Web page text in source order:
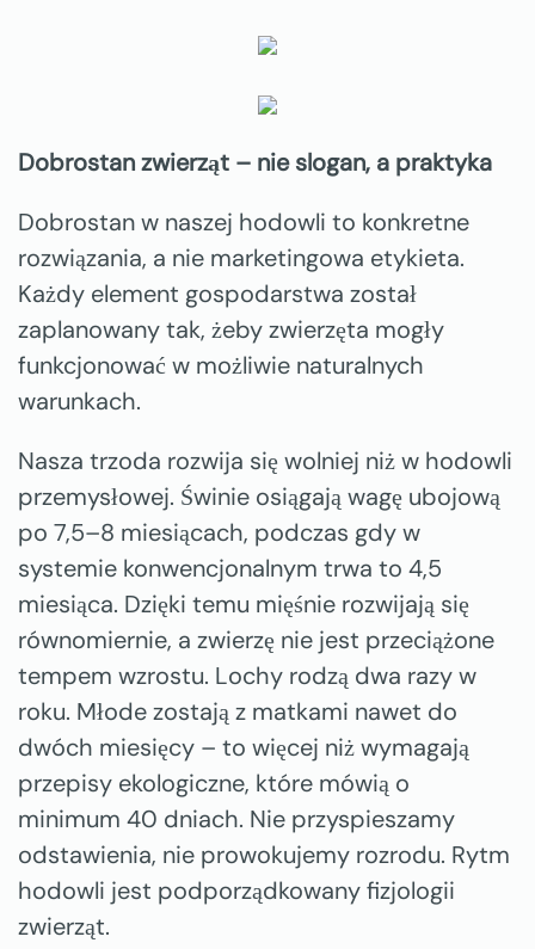
Dobrostan zwierząt – nie slogan, a praktyka
Dobrostan w naszej hodowli to konkretne
rozwiązania, a nie marketingowa etykieta.
Każdy element gospodarstwa został
zaplanowany tak, żeby zwierzęta mogły
funkcjonować w możliwie naturalnych
warunkach.
Nasza trzoda rozwija się wolniej niż w hodowli
przemysłowej. Świnie osiągają wagę ubojową
po 7,5–8 miesiącach, podczas gdy w
systemie konwencjonalnym trwa to 4,5
miesiąca. Dzięki temu mięśnie rozwijają się
równomiernie, a zwierzę nie jest przeciążone
tempem wzrostu. Lochy rodzą dwa razy w
roku. Młode zostają z matkami nawet do
dwóch miesięcy – to więcej niż wymagają
przepisy ekologiczne, które mówią o
minimum 40 dniach. Nie przyspieszamy
odstawienia, nie prowokujemy rozrodu. Rytm
hodowli jest podporządkowany fizjologii
zwierząt.